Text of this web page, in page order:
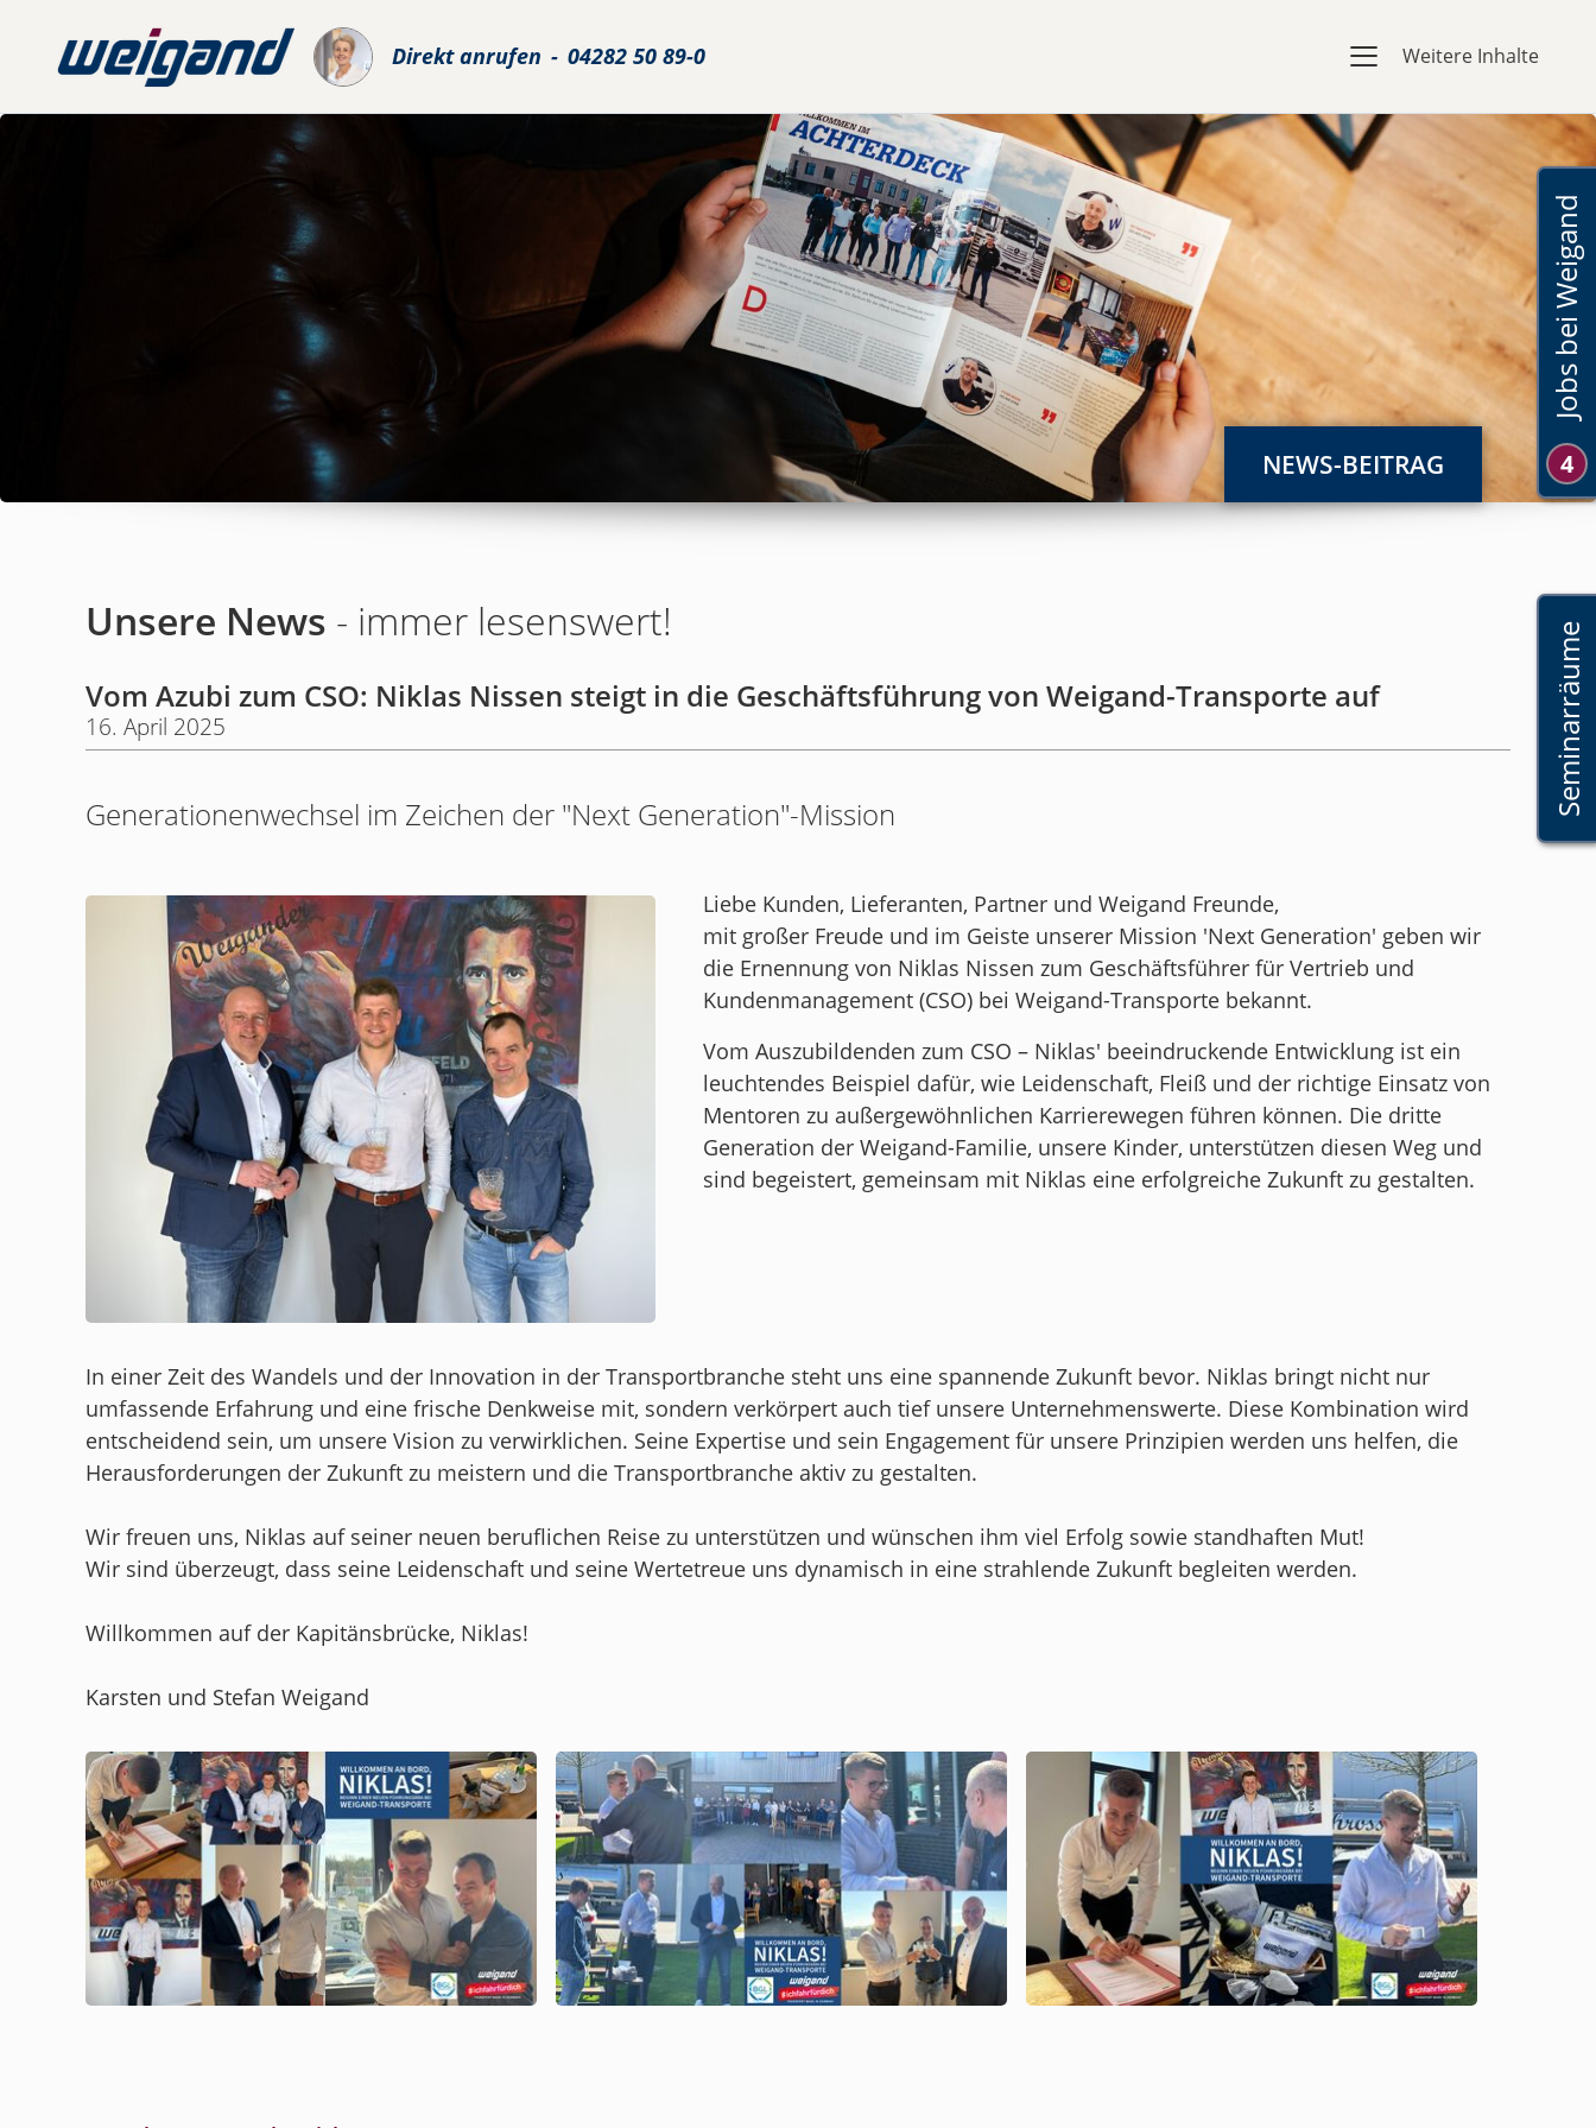
Direkt anrufen - 04282 50 89-0 Weitere Inhalte
NEWS-BEITRAG
Jobs bei Weigand
4
Seminarräume
Unsere News - immer lesenswert!
Vom Azubi zum CSO: Niklas Nissen steigt in die Geschäftsführung von Weigand-Transporte auf
16. April 2025
Generationenwechsel im Zeichen der "Next Generation"-Mission
Liebe Kunden, Lieferanten, Partner und Weigand Freunde,
mit großer Freude und im Geiste unserer Mission 'Next Generation' geben wir
die Ernennung von Niklas Nissen zum Geschäftsführer für Vertrieb und
Kundenmanagement (CSO) bei Weigand-Transporte bekannt.
Vom Auszubildenden zum CSO – Niklas' beeindruckende Entwicklung ist ein
leuchtendes Beispiel dafür, wie Leidenschaft, Fleiß und der richtige Einsatz von
Mentoren zu außergewöhnlichen Karrierewegen führen können. Die dritte
Generation der Weigand-Familie, unsere Kinder, unterstützen diesen Weg und
sind begeistert, gemeinsam mit Niklas eine erfolgreiche Zukunft zu gestalten.
In einer Zeit des Wandels und der Innovation in der Transportbranche steht uns eine spannende Zukunft bevor. Niklas bringt nicht nur
umfassende Erfahrung und eine frische Denkweise mit, sondern verkörpert auch tief unsere Unternehmenswerte. Diese Kombination wird
entscheidend sein, um unsere Vision zu verwirklichen. Seine Expertise und sein Engagement für unsere Prinzipien werden uns helfen, die
Herausforderungen der Zukunft zu meistern und die Transportbranche aktiv zu gestalten.
Wir freuen uns, Niklas auf seiner neuen beruflichen Reise zu unterstützen und wünschen ihm viel Erfolg sowie standhaften Mut!
Wir sind überzeugt, dass seine Leidenschaft und seine Wertetreue uns dynamisch in eine strahlende Zukunft begleiten werden.
Willkommen auf der Kapitänsbrücke, Niklas!
Karsten und Stefan Weigand